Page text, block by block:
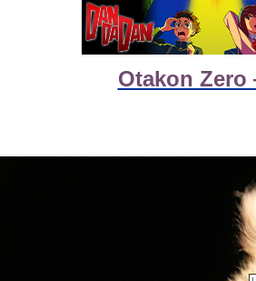
Otakon